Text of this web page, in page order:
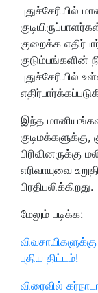
புதுச்சேரியில்
குறைக்க
குடும்பங்களின்
புதுச்சேரியில்
இந்த
பிரிவினருக்கு
எரிவாயுவை
பிரதிபலிக்கிறது.
மேலும் படிக்க:
புதிய திட்டம்!
விரைவில்